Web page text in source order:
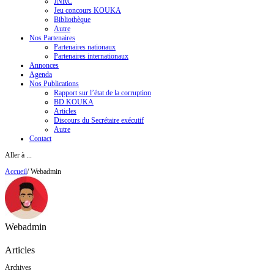
Jeu concours KOUKA
Bibliothèque
Autre
Nos Partenaires
Partenaires nationaux
Partenaires internationaux
Annonces
Agenda
Nos Publications
Rapport sur l’état de la corruption
BD KOUKA
Articles
Discours du Secrétaire exécutif
Autre
Contact
Aller à ...
Accueil/ Webadmin
Webadmin
Articles
Archives